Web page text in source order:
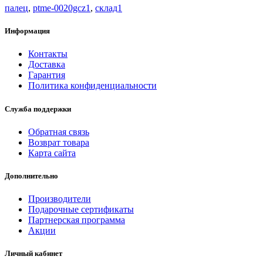
палец, ptme-0020gcz1 , склад1
Информация
Контакты
Доставка
Гарантия
Политика конфиденциальности
Служба поддержки
Обратная связь
Возврат товара
Карта сайта
Дополнительно
Производители
Подарочные сертификаты
Партнерская программа
Акции
Личный кабинет